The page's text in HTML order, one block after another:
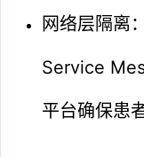
网络层隔离
Service
平台确保患